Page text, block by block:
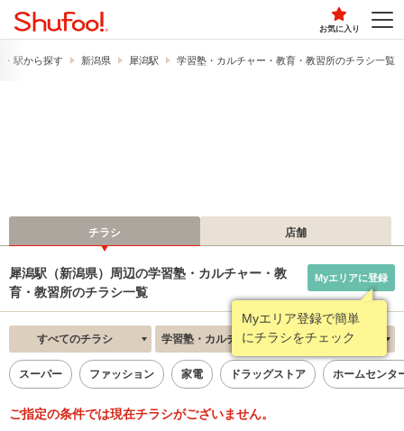
お気に入り
・駅から探す 新潟県 犀潟駅 学習塾・カルチャー・教育・教習所のチラシ一覧
チラシ 店舗
犀潟駅（新潟県）周辺の学習塾・カルチャー・教
育・教習所のチラシ一覧
Myエリア登録で簡単
にチラシをチェック
Myエリアに登録
すべてのチラシ 学習塾・カルチャー・教育・教習所 新着順
スーパー ファッション 家電 ドラッグストア ホームセンタ
ご指定の条件では現在チラシがございません。